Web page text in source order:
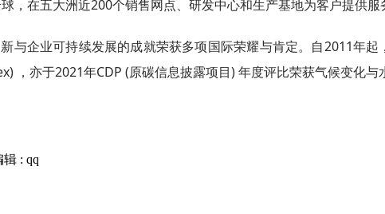
，在五大洲近200个销售网点、研发中心和生产基地为客户提供服
与企业可持续发展的成就荣获多项国际荣耀与肯定。自2011年
，亦于2021年CDP (原碳信息披露项目) 年度评比荣获气候变化
: qq